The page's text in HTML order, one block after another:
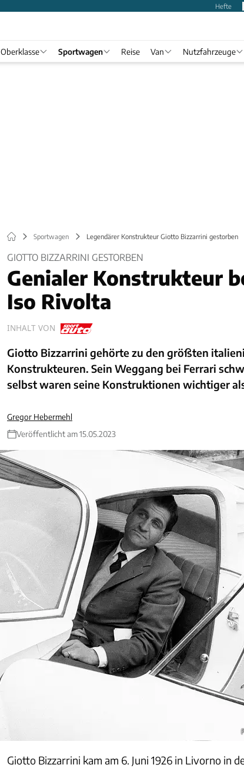
Hefte
Oberklasse Sportwagen Reise Van Nutzfahrzeuge
Sportwagen Legendärer Konstrukteur Giotto Bizzarrini gestorben
GIOTTO BIZZARRINI GESTORBEN
Genialer Konstrukteur
Iso Rivolta
INHALT VON
Giotto Bizzarrini gehörte zu den größten
Konstrukteuren. Sein Weggang bei Ferrari
selbst waren seine Konstruktionen wichtiger
Gregor Hebermehl
Veröffentlicht am 15.05.2023
Giotto Bizzarrini kam am 6. Juni 1926 in Livorno in